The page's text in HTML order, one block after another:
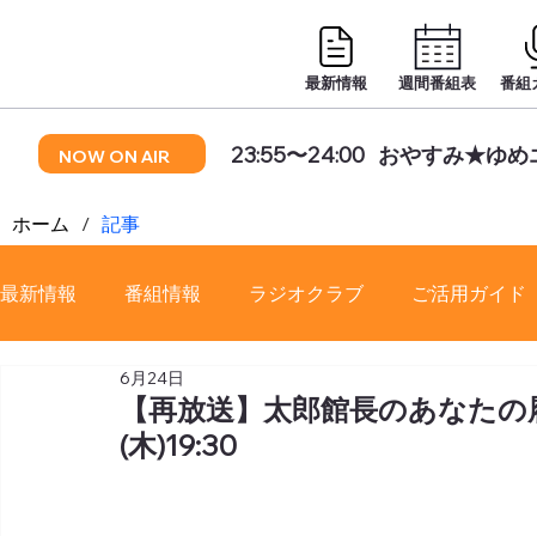
ホーム / 記事
NOW ON AIR 23:55〜24:00 おやすみ★ゆめ
最新情報 週間番組表 番組
最新情報 番組情報 ラジオクラブ ご活用ガイド
番組審議会
【再放送】太郎館長のあなた
(木)19:30
6月24日